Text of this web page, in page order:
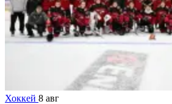
Хоккей 8 авг